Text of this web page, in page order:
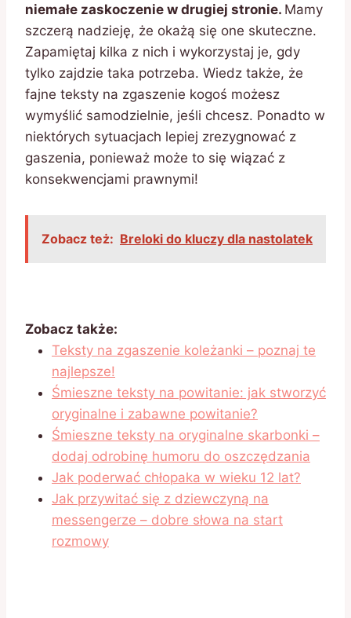
niemałe zaskoczenie w drugiej stronie. Mamy
szczerą nadzieję, że okażą się one skuteczne.
Zapamiętaj kilka z nich i wykorzystaj je, gdy
tylko zajdzie taka potrzeba. Wiedz także, że
fajne teksty na zgaszenie kogoś możesz
wymyślić samodzielnie, jeśli chcesz. Ponadto w
niektórych sytuacjach lepiej zrezygnować z
gaszenia, ponieważ może to się wiązać z
konsekwencjami prawnymi!
Zobacz też: Breloki do kluczy dla nastolatek
Zobacz także:
Teksty na zgaszenie koleżanki – poznaj te
najlepsze!
Śmieszne teksty na powitanie: jak stworzyć
oryginalne i zabawne powitanie?
Śmieszne teksty na oryginalne skarbonki –
dodaj odrobinę humoru do oszczędzania
Jak poderwać chłopaka w wieku 12 lat?
Jak przywitać się z dziewczyną na
messengerze – dobre słowa na start
rozmowy